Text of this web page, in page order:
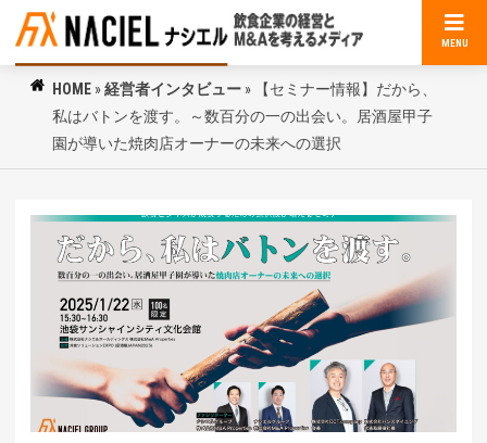
MENU
HOME »経営者インタビュー »
【セミナー情報】だから、
私はバトンを渡す。～数百分の一の出会い。居酒屋甲子
園が導いた焼肉店オーナーの未来への選択